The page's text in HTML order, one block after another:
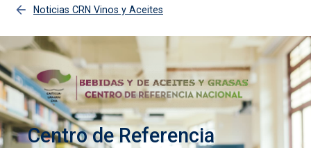
Noticias CRN Vinos y Aceites
Centro de Referencia